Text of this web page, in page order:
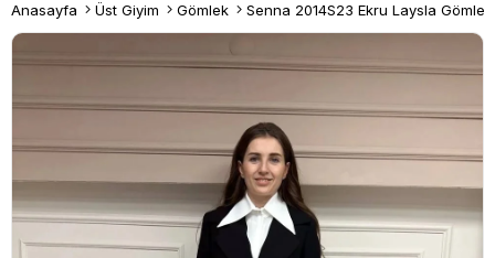
Anasayfa Üst Giyim Gömlek Senna 2014S23 Ekru Laysla Gömlek